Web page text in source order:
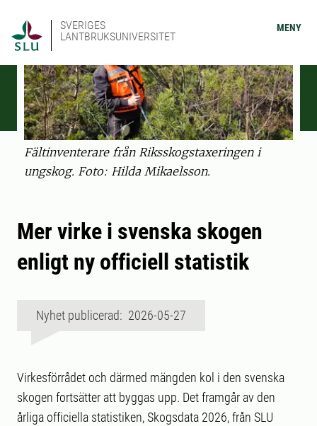
SVERIGES
LANTBRUKSUNIVERSITET
MENY
Fältinventerare från Riksskogstaxeringen i
ungskog. Foto: Hilda Mikaelsson.
Mer virke i svenska skogen
enligt ny officiell statistik
Nyhet publicerad: 2026-05-27
Virkesförrådet och därmed mängden kol i den svenska
skogen fortsätter att byggas upp. Det framgår av den
årliga officiella statistiken, Skogsdata 2026, från SLU